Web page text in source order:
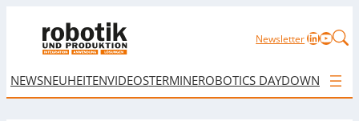
NewsletterLinkedIn
NEWSNEUHEITENVIDEOSTERMINEROBOTICS DAYDOWNLOAD